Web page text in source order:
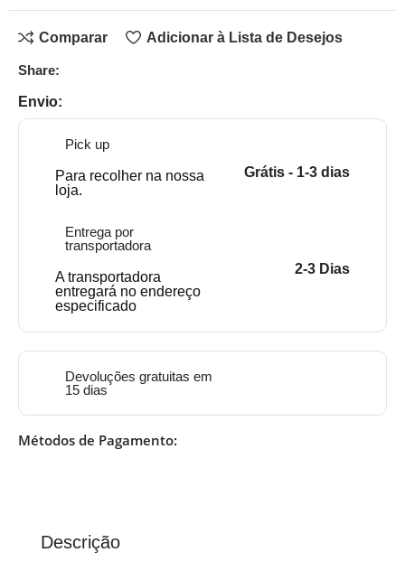
Comparar Adicionar à Lista de Desejos
Share:
Envio:
Pick up
Para recolher na nossa
loja.
Grátis - 1-3 dias
Entrega por
transportadora
A transportadora
entregará no endereço
especificado
2-3 Dias
Devoluções gratuitas em
15 dias
Métodos de Pagamento:
Descrição